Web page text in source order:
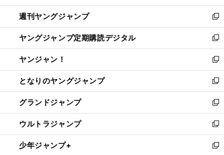
開
く
ウ
で
開
く
ン
ド
ウ
で
開
く
ウ
ィ
ン
ド
ウ
で
開
く
週刊ヤングジャンプ
新
し
い
ウ
ィ
ン
ド
ウ
で
開
く
ヤングジャンプ定期購読デジタル
新
し
い
ウ
ィ
ン
ド
ウ
で
開
く
ヤンジャン！
新
し
い
ウ
ィ
ン
ド
ウ
で
となりのヤングジャンプ
新
し
い
ウ
ィ
ン
ド
グランドジャンプ
新
し
い
ウ
ィ
ウルトラジャンプ
新
し
い
少年ジャンプ+
新